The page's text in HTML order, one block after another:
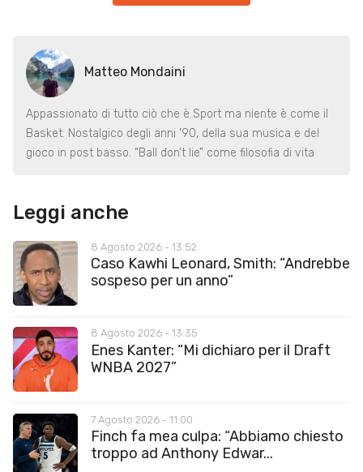
Matteo Mondaini
Appassionato di tutto ciò che è Sport ma niente è come il
Basket. Nostalgico degli anni ’90, della sua musica e del
gioco in post basso. “Ball don’t lie” come filosofia di vita
Leggi anche
8 Agosto 2026 - 13:52
Caso Kawhi Leonard, Smith: “Andrebbe
sospeso per un anno”
8 Agosto 2026 - 13:35
Enes Kanter: “Mi dichiaro per il Draft
WNBA 2027”
7 Agosto 2026 - 11:00
Finch fa mea culpa: “Abbiamo chiesto
troppo ad Anthony Edwar...